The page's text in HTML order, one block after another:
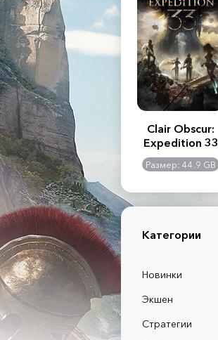
2:
-
GB
Assassin's Creed
Shadows
Размер: 117 GB
Clair Obscur:
Expedition 33
Размер: 44.9 GB
Категории
Новинки
Экшен
Стратегии